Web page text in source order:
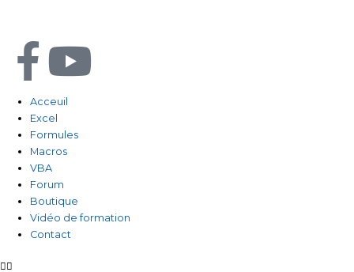
contenuF
a
c
e
b
Y
u
u
Acceuil
Excel
Formules
Macros
VBA
Forum
Boutique
Vidéo de formation
Contact